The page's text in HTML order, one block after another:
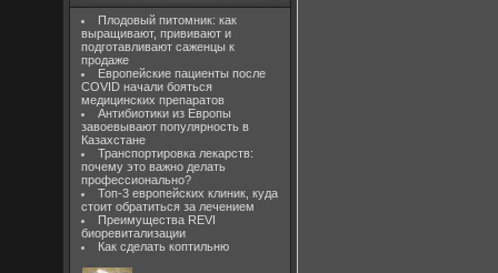
Плодовый питомник: как
выращивают, прививают и
подготавливают саженцы к
продаже
Европейские пациенты после
COVID начали бояться
медицинских препаратов
Антибиотики из Европы
завоевывают популярность в
Казахстане
Транспортировка лекарств:
почему это важно делать
профессионально?
Топ-3 европейских клиник, куда
стоит обратиться за лечением
Преимущества REVI
биоревитализации
Как сделать коптильню